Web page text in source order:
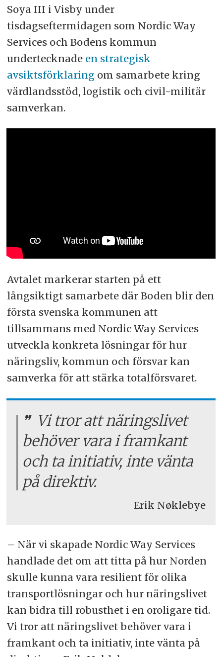
Soya III i Visby under
tisdagseftermidagen som Nordic Way
Services och Bodens kommun
undertecknade en strategisk
avsiktsförklaring om samarbete kring
värdlandsstöd, logistik och civil-militär
samverkan.
Avtalet markerar starten på ett
långsiktigt samarbete där Boden blir den
första svenska kommunen att
tillsammans med Nordic Way Services
utveckla konkreta lösningar för hur
näringsliv, kommun och försvar kan
samverka för att stärka totalförsvaret.
Vi tror att näringslivet
behöver vara i framkant
och ta initiativ, inte vänta
på direktiv.
Erik Nøklebye
– När vi skapade Nordic Way Services
handlade det om att titta på hur Norden
skulle kunna vara resilient för olika
transportlösningar och hur näringslivet
kan bidra till robusthet i en oroligare tid.
Vi tror att näringslivet behöver vara i
framkant och ta initiativ, inte vänta på